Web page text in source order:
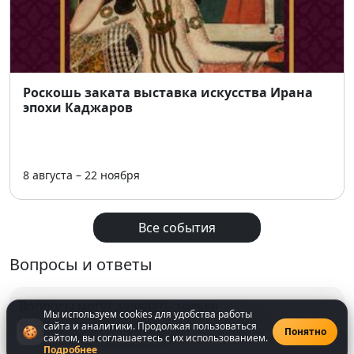
Роскошь заката выставка искусства Ирана
эпохи Каджаров
8 августа – 22 ноября
Все события
Вопросы и ответы
Вопросы могут задавать только
зарегистрированнныепользователи
🍪
Мы используем cookies для удобства работы
сайта и аналитики. Продолжая пользоваться
сайтом, вы соглашаетесь с их использованием.
Подробнее
Понятно